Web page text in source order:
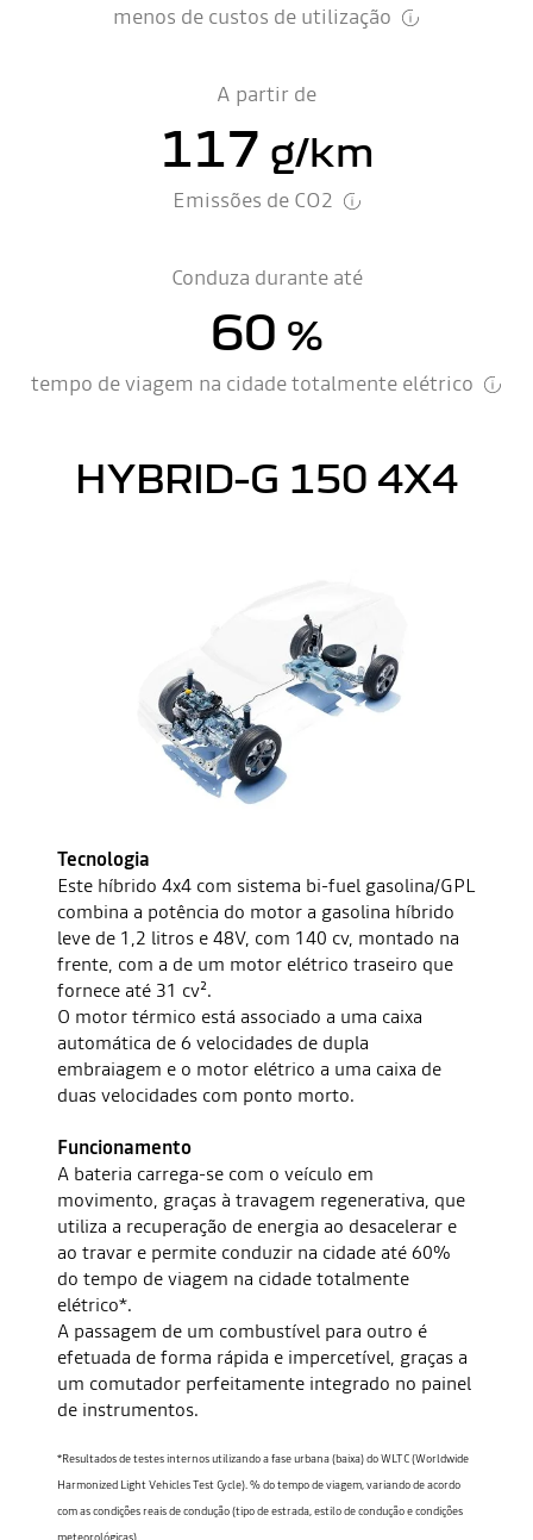
menos de custos de utilização
A partir de
117 g/km
Emissões de CO2
Conduza durante até
60 %
tempo de viagem na cidade totalmente elétrico
HYBRID-G 150 4X4
Tecnologia
Este híbrido 4x4 com sistema bi-fuel gasolina/GPL
combina a potência do motor a gasolina híbrido
leve de 1,2 litros e 48V, com 140 cv, montado na
frente, com a de um motor elétrico traseiro que
fornece até 31 cv².
O motor térmico está associado a uma caixa
automática de 6 velocidades de dupla
embraiagem e o motor elétrico a uma caixa de
duas velocidades com ponto morto.
Funcionamento
A bateria carrega-se com o veículo em
movimento, graças à travagem regenerativa, que
utiliza a recuperação de energia ao desacelerar e
ao travar e permite conduzir na cidade até 60%
do tempo de viagem na cidade totalmente
elétrico*.
A passagem de um combustível para outro é
efetuada de forma rápida e impercetível, graças a
um comutador perfeitamente integrado no painel
de instrumentos.
*Resultados de testes internos utilizando a fase urbana (baixa) do WLTC (Worldwide
Harmonized Light Vehicles Test Cycle). % do tempo de viagem, variando de acordo
com as condições reais de condução (tipo de estrada, estilo de condução e condições